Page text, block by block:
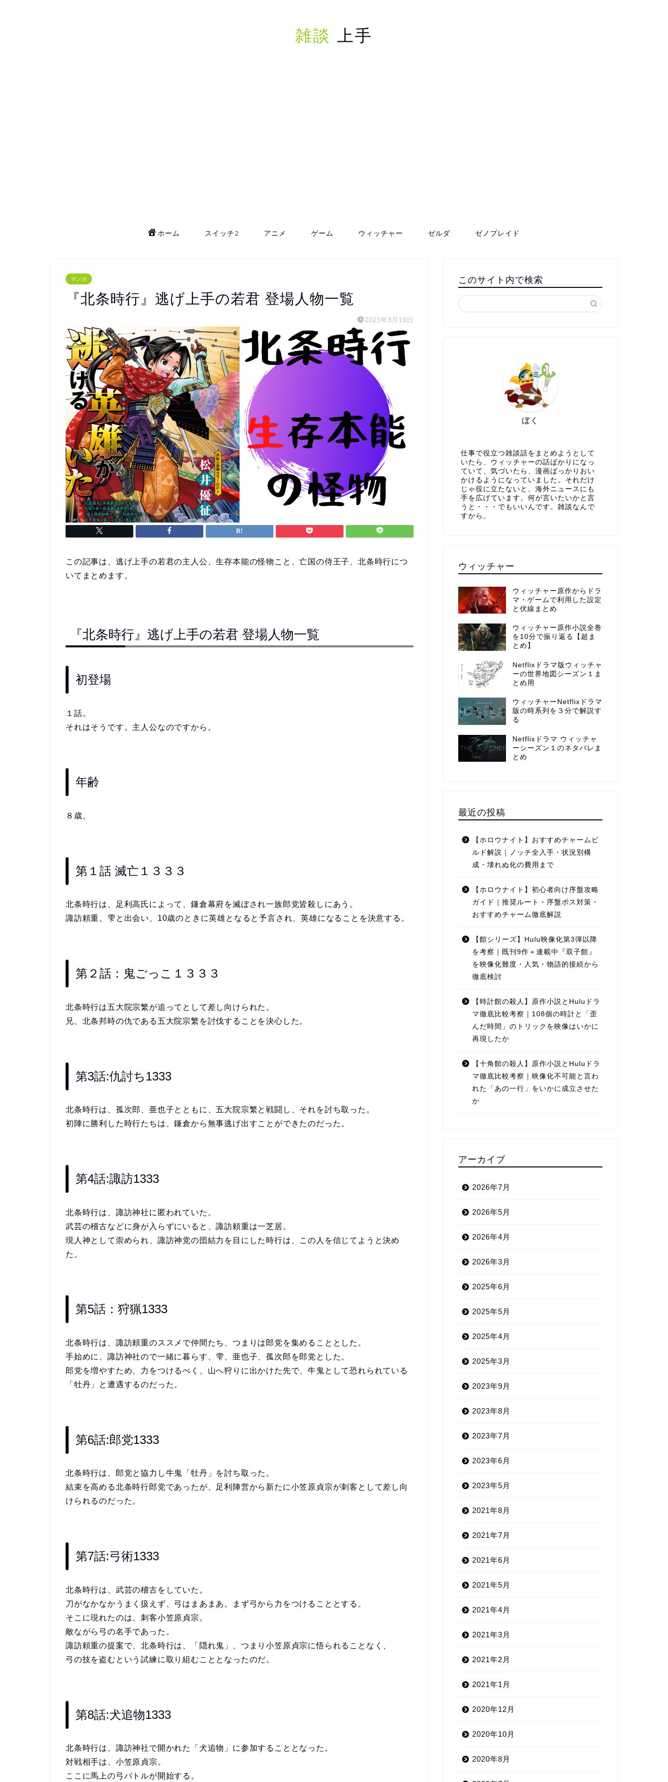
雑談 上手
ホーム スイッチ2 アニメ ゲーム ウィッチャー ゼルダ ゼノブレイド
マンガ
『北条時行』逃げ上手の若君 登場人物一覧
2021年3月19日
この記事は、逃げ上手の若君の主人公、生存本能の怪物こと、亡国の侍王子、北条時行につ
いてまとめます。
『北条時行』逃げ上手の若君 登場人物一覧
初登場
１話。
それはそうです。主人公なのですから。
年齢
８歳。
第１話 滅亡１３３３
北条時行は、足利高氏によって、鎌倉幕府を滅ぼされ一族郎党皆殺しにあう。
諏訪頼重、雫と出会い、10歳のときに英雄となると予言され、英雄になることを決意する。
第２話：鬼ごっこ１３３３
北条時行は五大院宗繁が追ってとして差し向けられた。
兄、北条邦時の仇である五大院宗繁を討伐することを決心した。
第3話:仇討ち1333
北条時行は、孤次郎、亜也子とともに、五大院宗繁と戦闘し、それを討ち取った。
初陣に勝利した時行たちは、鎌倉から無事逃げ出すことができたのだった。
第4話:諏訪1333
北条時行は、諏訪神社に匿われていた。
武芸の稽古などに身が入らずにいると、諏訪頼重は一芝居。
現人神として崇められ、諏訪神党の団結力を目にした時行は、この人を信じてようと決め
た。
第5話：狩猟1333
北条時行は、諏訪頼重のススメで仲間たち、つまりは郎党を集めることとした。
手始めに、諏訪神社ので一緒に暮らす、雫、亜也子、孤次郎を郎党とした。
郎党を増やすため、力をつけるべく、山へ狩りに出かけた先で、牛鬼として恐れられている
「牡丹」と遭遇するのだった。
第6話:郎党1333
北条時行は、郎党と協力し牛鬼「牡丹」を討ち取った。
結束を高める北条時行郎党であったが、足利陣営から新たに小笠原貞宗が刺客として差し向
けられるのだった。
第7話:弓術1333
北条時行は、武芸の稽古をしていた。
刀がなかなかうまく扱えず、弓はまあまあ。まず弓から力をつけることとする。
そこに現れたのは、刺客小笠原貞宗。
敵ながら弓の名手であった。
諏訪頼重の提案で、北条時行は、「隠れ鬼」、つまり小笠原貞宗に悟られることなく、
弓の技を盗むという試練に取り組むこととなったのだ。
第8話:犬追物1333
北条時行は、諏訪神社で開かれた「犬追物」に参加することとなった。
対戦相手は、小笠原貞宗。
ここに馬上の弓バトルが開始する。
このサイト内で検索
ぼく
仕事で役立つ雑談話をまとめようとして
いたら、ウィッチャーの話ばかりになっ
ていて、気づいたら、漫画ばっかりおい
かけるようになっていました。それだけ
じゃ役に立たないと、海外ニュースにも
手を広げています。何が言いたいかと言
うと・・・でもいいんです。雑談なんで
すから。
ウィッチャー
ウィッチャー原作からドラ
マ・ゲームで利用した設定
と伏線まとめ
ウィッチャー原作小説全巻
を10分で振り返る【超ま
とめ】
Netflixドラマ版ウィッチャ
ーの世界地図シーズン１ま
とめ用
ウィッチャーNetflixドラマ
版の時系列を３分で解説す
る
Netflixドラマ ウィッチャ
ーシーズン１のネタバレま
とめ
最近の投稿
【ホロウナイト】おすすめチャームビ
ルド解説｜ノッチ全入手・状況別構
成・壊れぬ化の費用まで
【ホロウナイト】初心者向け序盤攻略
ガイド｜推奨ルート・序盤ボス対策・
おすすめチャーム徹底解説
【館シリーズ】Hulu映像化第3弾以降
を考察｜既刊9作＋連載中『双子館』
を映像化難度・人気・物語的接続から
徹底検討
【時計館の殺人】原作小説とHuluドラ
マ徹底比較考察｜108個の時計と「歪
んだ時間」のトリックを映像はいかに
再現したか
【十角館の殺人】原作小説とHuluドラ
マ徹底比較考察｜映像化不可能と言わ
れた「あの一行」をいかに成立させた
か
アーカイブ
2026年7月
2026年5月
2026年4月
2026年3月
2025年6月
2025年5月
2025年4月
2025年3月
2023年9月
2023年8月
2023年7月
2023年6月
2023年5月
2021年8月
2021年7月
2021年6月
2021年5月
2021年4月
2021年3月
2021年2月
2021年1月
2020年12月
2020年10月
2020年8月